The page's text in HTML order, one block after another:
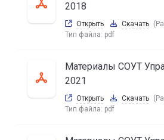
2018
Открыть Скачать
Тип файла: pdf
Материалы СОУТ
2021
Открыть Скачать
Тип файла: pdf